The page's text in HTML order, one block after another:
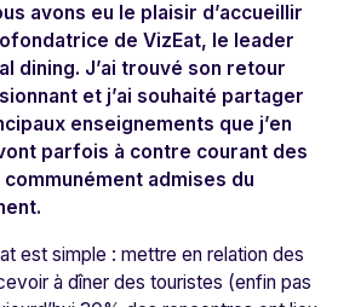
avons eu le plaisir d’accueillir
de VizEat, le leader
dining. J’ai trouvé son retour
et j’ai souhaité partager
enseignements que j’en
parfois à contre courant des
admises du
est simple : mettre en relation des
à dîner des touristes (enfin pas